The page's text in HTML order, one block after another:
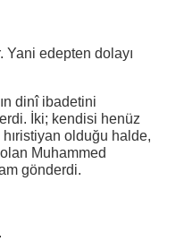
Yani edepten dolayı
dinî ibadetini
İki; kendisi henüz
olduğu halde,
Muhammed
gönderdi.